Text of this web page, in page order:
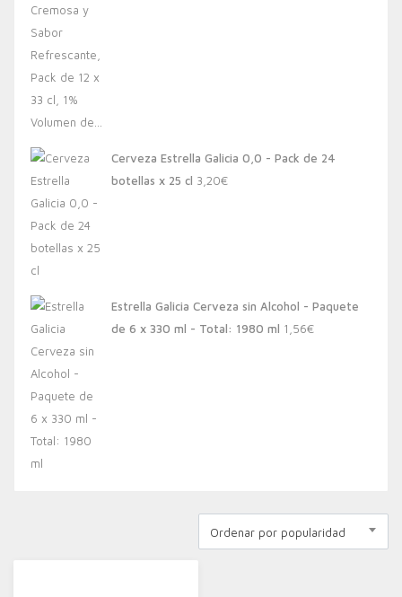
Cerveza Estrella Galicia 0,0 - Pack de 24
botellas x 25 cl 3,20€
Estrella Galicia Cerveza sin Alcohol - Paquete
de 6 x 330 ml - Total: 1980 ml 1,56€
Ordenar por popularidad